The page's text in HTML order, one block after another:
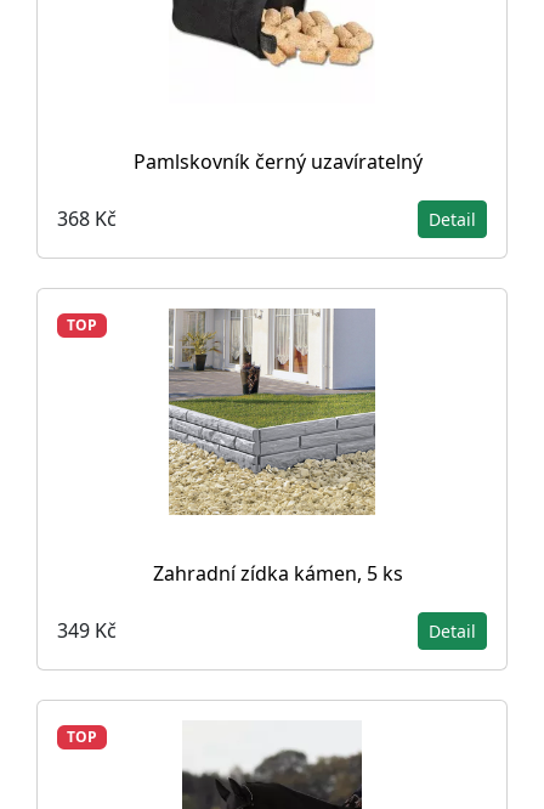
Pamlskovník černý uzavíratelný
368 Kč Detail
TOP
Zahradní zídka kámen, 5 ks
349 Kč Detail
TOP